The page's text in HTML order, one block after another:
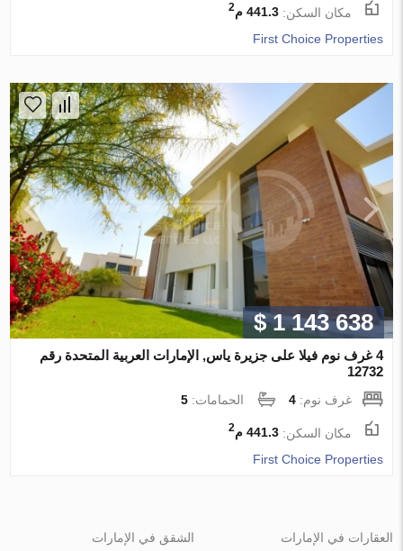
مكان السكن:441.3 م 2
First Choice Properties
$ 1 143 638
4 غرف نوم فيلا على جزيرة ياس, الإمارات العربية المتحدة رقم
12732
غرف نوم:4 الحمامات:5
مكان السكن:441.3 م 2
First Choice Properties
العقارات في الإمارات
الشقق في الإمارات